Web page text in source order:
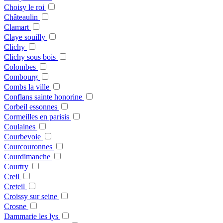
Choisy le roi
Châteaulin
Clamart
Claye souilly
Clichy
Clichy sous bois
Colombes
Combourg
Combs la ville
Conflans sainte honorine
Corbeil essonnes
Cormeilles en parisis
Coulaines
Courbevoie
Courcouronnes
Courdimanche
Courtry
Creil
Creteil
Croissy sur seine
Crosne
Dammarie les lys